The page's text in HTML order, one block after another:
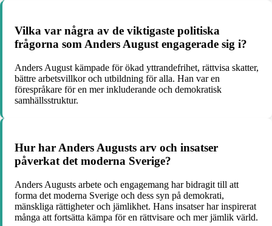
Vilka var några av de viktigaste politiska
frågorna som Anders August engagerade sig i?
Anders August kämpade för ökad yttrandefrihet, rättvisa skatter,
bättre arbetsvillkor och utbildning för alla. Han var en
förespråkare för en mer inkluderande och demokratisk
samhällsstruktur.
Hur har Anders Augusts arv och insatser
påverkat det moderna Sverige?
Anders Augusts arbete och engagemang har bidragit till att
forma det moderna Sverige och dess syn på demokrati,
mänskliga rättigheter och jämlikhet. Hans insatser har inspirerat
många att fortsätta kämpa för en rättvisare och mer jämlik värld.